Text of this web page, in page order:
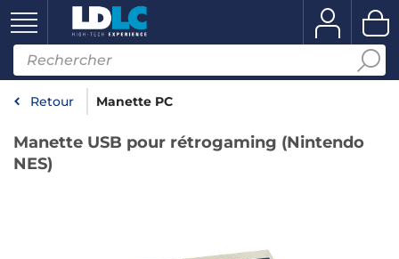
Retour Manette PC
Manette USB pour rétrogaming (Nintendo
NES)